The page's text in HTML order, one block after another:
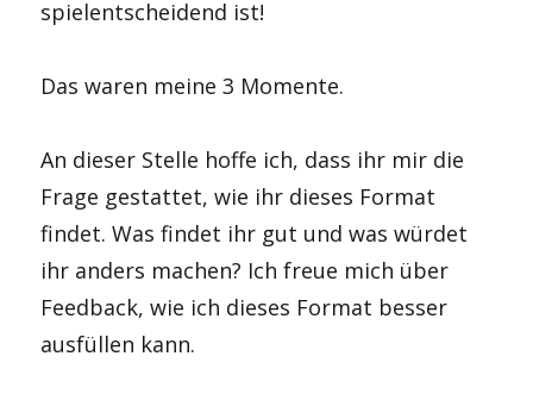
spielentscheidend ist!
Das waren meine 3 Momente.
An dieser Stelle hoffe ich, dass ihr mir die
Frage gestattet, wie ihr dieses Format
findet. Was findet ihr gut und was würdet
ihr anders machen? Ich freue mich über
Feedback, wie ich dieses Format besser
ausfüllen kann.